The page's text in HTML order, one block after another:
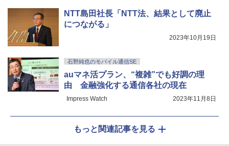
NTT島田社長「NTT法、結果として廃止
につながる」
2023年10月19日
石野純也のモバイル通信SE
auマネ活プラン、“複雑”でも好調の理
由 金融強化する通信各社の現在
Impress Watch 2023年11月8日
もっと関連記事を見る